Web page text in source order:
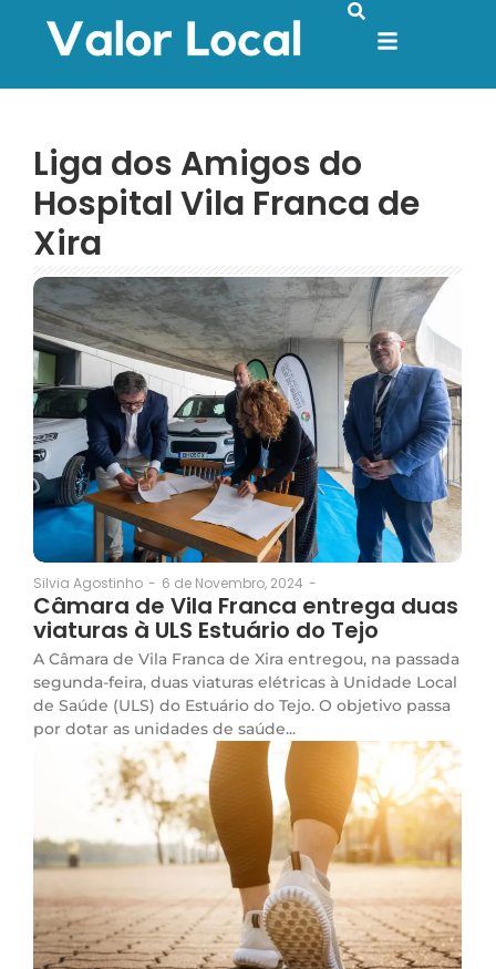
Liga dos Amigos do
Hospital Vila Franca de
Xira
Silvia Agostinho - 6 de Novembro, 2024 -
Câmara de Vila Franca entrega duas
viaturas à ULS Estuário do Tejo
A Câmara de Vila Franca de Xira entregou, na passada
segunda-feira, duas viaturas elétricas à Unidade Local
de Saúde (ULS) do Estuário do Tejo. O objetivo passa
por dotar as unidades de saúde...